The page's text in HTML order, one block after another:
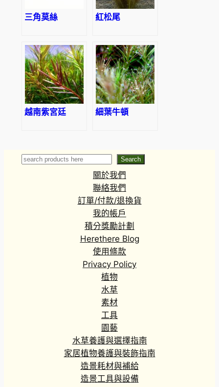
三角莫絲 紅松尾
越南紫宮廷 細葉牛頓
Search Search
關於我們
聯絡我們
訂單/付款/退換貨
我的帳戶
積分獎勵計劃
Herethere Blog
使用條款
Privacy Policy
植物
水草
素材
工具
園藝
水草養護與選擇指南
家居植物養護與裝飾指南
造景耗材與補給
造景工具與設備